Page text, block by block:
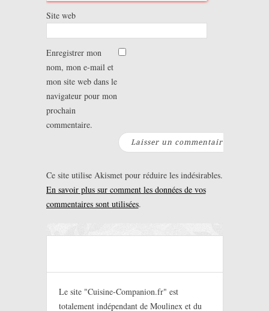
Site web
Enregistrer mon
nom, mon e-mail et
mon site web dans le
navigateur pour mon
prochain
commentaire.
Ce site utilise Akismet pour réduire les indésirables.
En savoir plus sur comment les données de vos
commentaires sont utilisées.
Le site "Cuisine-Companion.fr" est
totalement indépendant de Moulinex et du